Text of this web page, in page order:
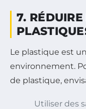
7.
Le plastique est
environnement.
de plastique,
Utiliser des